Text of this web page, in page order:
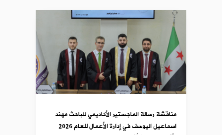
مناقشة رسالة الماجستير الأكاديمي للباحث مهند
اسماعيل اليوسف في إدارة الأعمال للعام 2026